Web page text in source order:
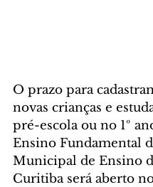
O prazo para
novas crianças e
pré-escola ou no 1º
Ensino Fundamental
Municipal de Ensino
Curitiba será aberto